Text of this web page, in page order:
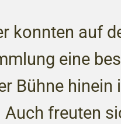
konnten auf
eine
Bühne hinein
freuten